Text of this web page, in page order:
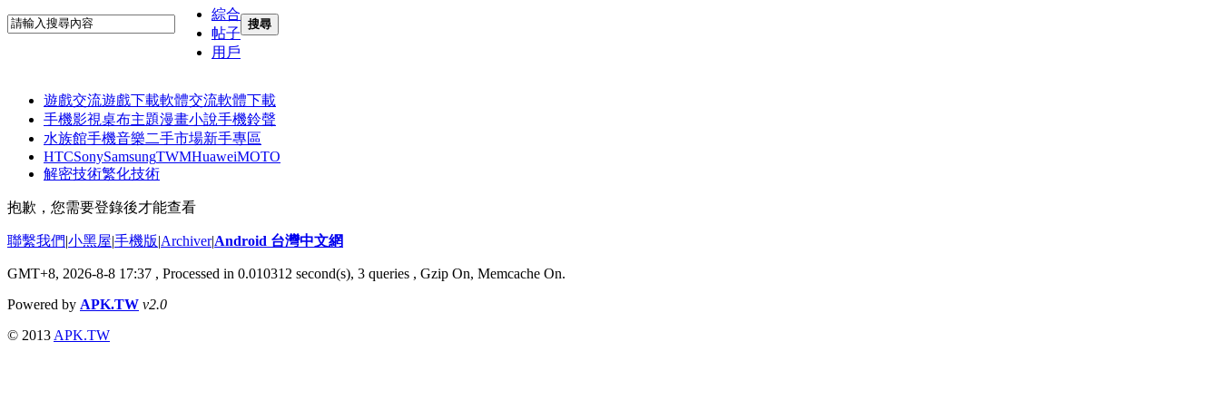
綜合
帖子
用戶
搜尋
遊戲交流遊戲下載軟體交流軟體下載
手機影視桌布主題漫畫小說手機鈴聲
水族館手機音樂二手市場新手專區
HTCSonySamsungTWMHuaweiMOTO
解密技術繁化技術
抱歉，您需要登錄後才能查看
聯繫我們|小黑屋|手機版|Archiver|Android 台灣中文網
GMT+8, 2026-8-8 17:37 , Processed in 0.010312 second(s), 3 queries , Gzip On, Memcache On.
Powered by APK.TW v2.0
© 2013 APK.TW